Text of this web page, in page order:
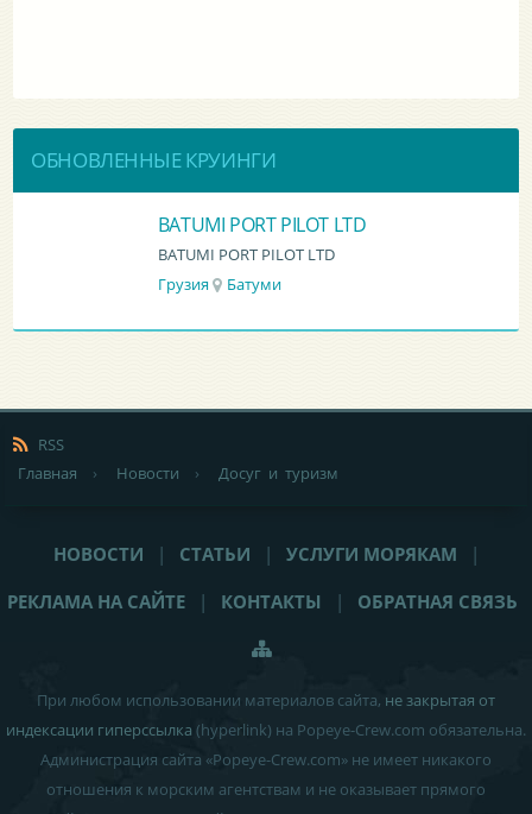
ОБНОВЛЕННЫЕ КРУИНГИ
BATUMI PORT PILOT LTD
BATUMI PORT PILOT LTD
Грузия
Батуми
RSS
Главная
› Новости › Досуг и туризм
НОВОСТИ | СТАТЬИ | УСЛУГИ МОРЯКАМ
|
РЕКЛАМА НА САЙТЕ
| КОНТАКТЫ | ОБРАТНАЯ СВЯЗЬ
При любом использовании материалов сайта, не закрытая от
индексации гиперссылка (hyperlink) на Popeye-Crew.com обязательна.
Администрация сайта «Popeye-Crew.com» не имеет никакого
отношения к морским агентствам и не оказывает прямого